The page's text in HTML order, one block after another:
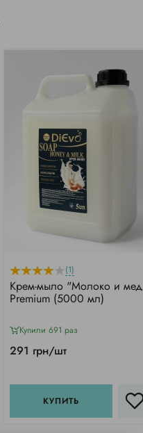
(1)
Крем-мыло "Молоко и
Premium (5000 мл)
Купили 691 раз
291 грн/шт
КУПИТЬ